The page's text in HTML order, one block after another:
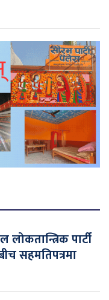
पार्टी
सहमतिपत्रमा